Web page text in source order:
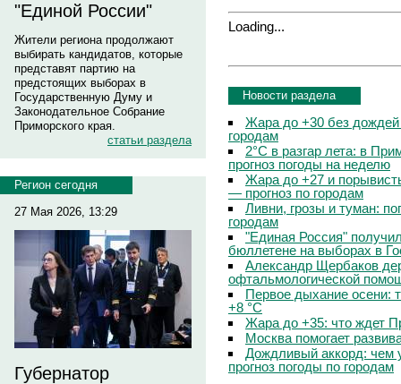
"Единой России"
Жители региона продолжают
выбирать кандидатов, которые
представят партию на
предстоящих выборах в
Государственную Думу и
Законодательное Собрание
Приморского края.
статьи раздела
Регион сегодня
27 Мая 2026, 13:29
Губернатор
Loading...
Новости раздела
Жара до +30 без
городам
2°C в разгар лета: в
прогноз погоды на неделю
Жара до +27 и
— прогноз по городам
Ливни, грозы и туман:
городам
"Единая Россия"
бюллетене на выборах в
Александр Щербаков
офтальмологической
Первое дыхание осени:
+8 °C
Жара до +35: что ждет
Москва помогает
Дождливый аккорд: чем
прогноз погоды по городам